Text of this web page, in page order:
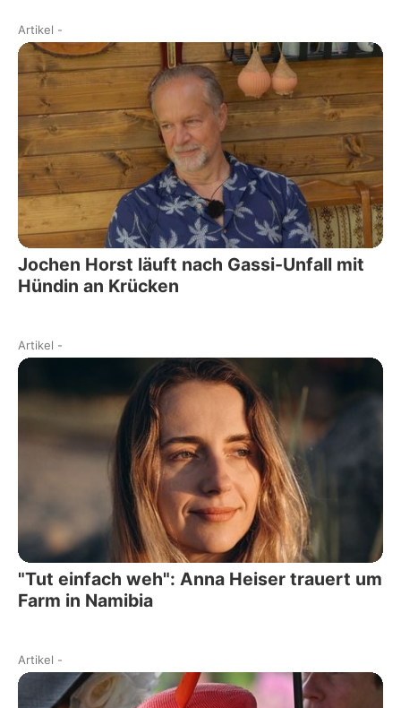
Artikel -
Jochen Horst läuft nach Gassi-Unfall mit
Hündin an Krücken
Artikel -
"Tut einfach weh": Anna Heiser trauert um
Farm in Namibia
Artikel -